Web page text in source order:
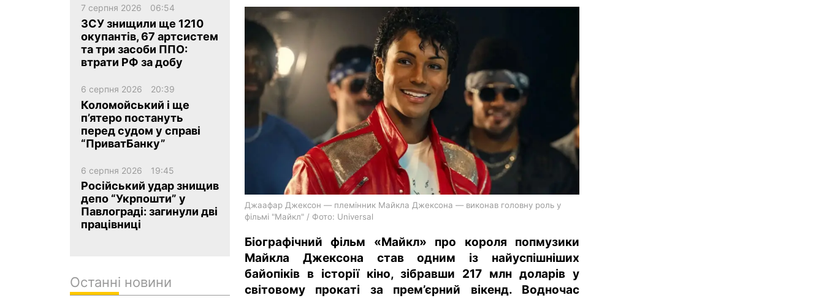
gambling
en
Джаафар Джексон — племінник Майкла Джексона — виконав головну роль у
фільмі "Майкл" / Фото: Universal
Біографічний фільм «Майкл» про короля попмузики
Майкла Джексона став одним із найуспішніших
байопіків в історії кіно, зібравши 217 млн доларів у
світовому прокаті за прем’єрний вікенд. Водночас
7 серпня 2026 06:54
ЗСУ знищили ще 1210
окупантів, 67 артсистем
та три засоби ППО:
втрати РФ за добу
6 серпня 2026 20:39
Коломойський і ще
п’ятеро постануть
перед судом у справі
“ПриватБанку”
6 серпня 2026 19:45
Російський удар знищив
депо “Укрпошти” у
Павлограді: загинули дві
працівниці
Останні новини